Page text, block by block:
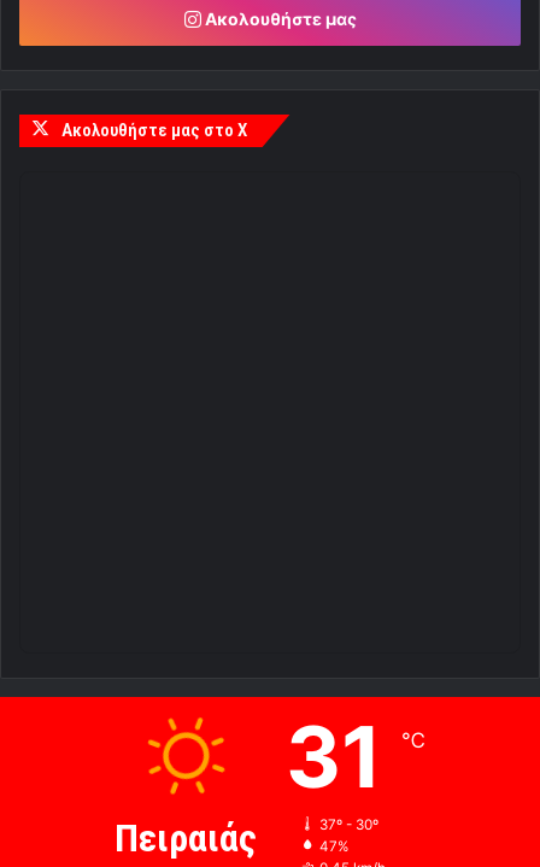
Ακολουθήστε μας
Ακολουθήστε μας στο X
Πειραιάς
31 ℃
37º - 30º
47%